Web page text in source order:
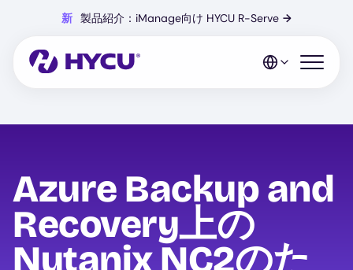
content
新 製品紹介：iManage向け HYCU R-Serve →
Open
Azure Backup and
Recovery上の
Nutanix NC2のた